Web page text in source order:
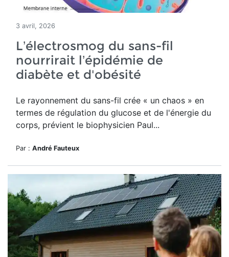
3 avril, 2026
L’électrosmog du sans-fil
nourrirait l’épidémie de
diabète et d'obésité
Le rayonnement du sans-fil crée « un chaos » en
termes de régulation du glucose et de l'énergie du
corps, prévient le biophysicien Paul...
Par : André Fauteux